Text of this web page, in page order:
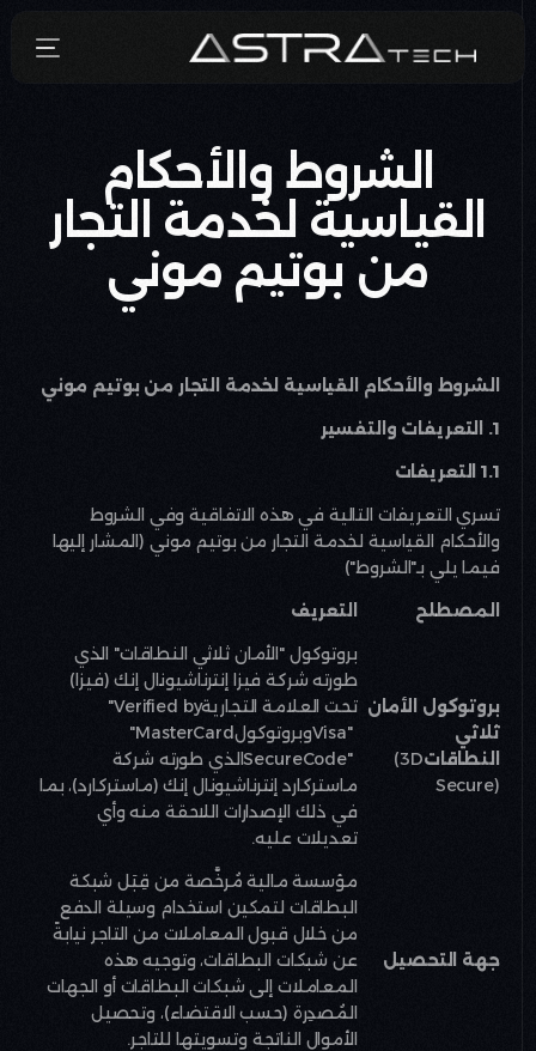
الشروط والأحكام
القياسية لخدمة التجار
من بوتيم موني
الشروط والأحكام القياسية لخدمة التجار من بوتيم موني
1. التعريفات والتفسير
1.1 التعريفات
تسري التعريفات التالية في هذه الاتفاقية وفي الشروط
والأحكام القياسية لخدمة التجار من بوتيم موني (المشار إليها
فيما يلي بـ"الشروط"
)
المصطلح
التعريف
بروتوكول الأمان
ثلاثي
النطاقات(3D
Secure)
بروتوكول "الأمان ثلاثي النطاقات" الذي
طورته شركة فيزا إنترناشيونال إنك (فيزا)
تحت العلامة التجارية"Verified by
Visa"وبروتوكول"MasterCard
SecureCode"الذي طورته شركة
ماستركارد إنترناشيونال إنك (ماستركارد)، بما
في ذلك الإصدارات اللاحقة منه وأي
تعديلات عليه.
جهة التحصيل
مؤسسة مالية مُرخَّصة من قِبَل شبكة
البطاقات لتمكين استخدام وسيلة الدفع
من خلال قبول المعاملات من التاجر نيابةً
عن شبكات البطاقات، وتوجيه هذه
المعاملات إلى شبكات البطاقات أو الجهات
المُصدِرة (حسب الاقتضاء)، وتحصيل
الأموال الناتجة وتسويتها للتاجر.
Who We Are
What We Do
How We Do It
Contact
English